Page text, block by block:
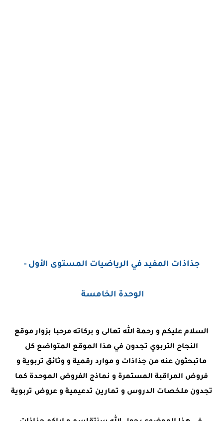
جذاذات المفيد في الرياضيات المستوى الأول -
الوحدة الخامسة
السلام عليكم و رحمة الله تعالى و بركاته مرحبا بزوار موقع
النجاح التربوي تجدون في هذا الموقع المتواضع كل
ماتبحثون عنه من جذاذات و موارد رقمية و وثائق تربوية و
فروض المراقبة المستمرة و نماذج الفروض الموحدة كما
تجدون ملخصات الدروس و تمارين تدعيمية و عروض تربوية